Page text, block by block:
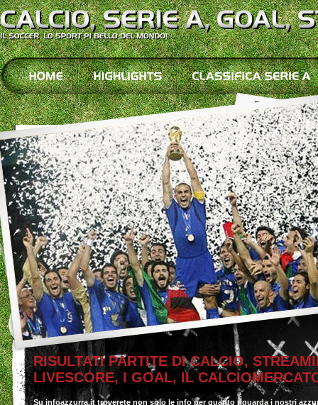
RISULTATI PARTITE DI CALCIO,
LIVESCORE, I GOAL, IL
Su infoazzurra.it troverete non solo le info per quanto riguarda i nostri